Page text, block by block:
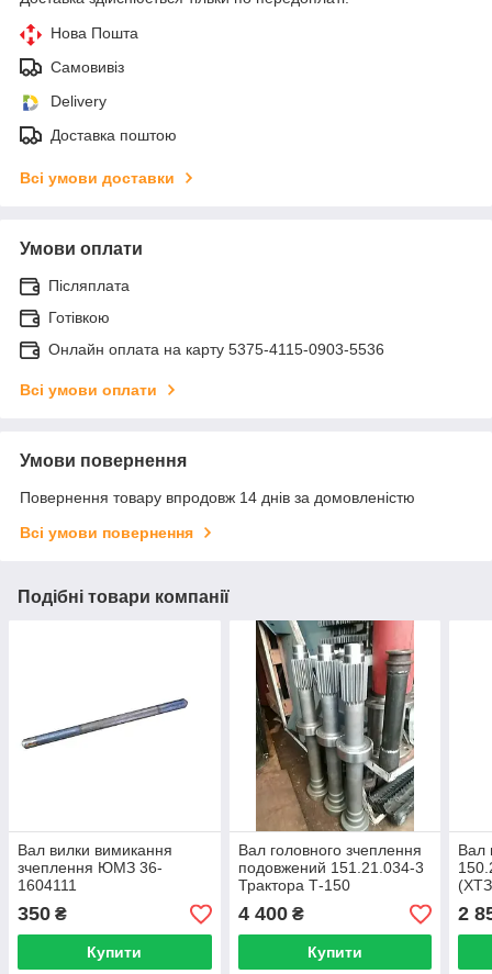
Нова Пошта
Самовивіз
Delivery
Доставка поштою
Всі умови доставки
Умови оплати
Післяплата
Готівкою
Онлайн оплата на карту 5375-4115-0903-5536
Всі умови оплати
Умови повернення
Повернення товару впродовж 14 днів за домовленістю
Всі умови повернення
Подібні товари компанії
Вал вилки вимикання
зчеплення ЮМЗ 36-
1604111
350 ₴
Купити
Вал головного зчеплення
подовжений 151.21.034-3
Трактора Т-150
4 400₴
Купити
Вал
2